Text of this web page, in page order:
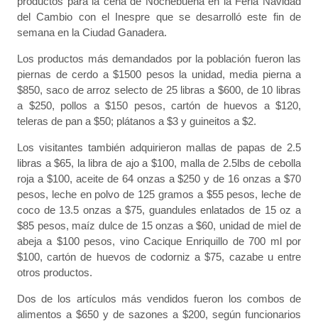
del Cambio con el Inespre que se desarrolló este fin de
semana en la Ciudad Ganadera.
Los productos más demandados por la población fueron las
piernas de cerdo a $1500 pesos la unidad, media pierna a
$850, saco de arroz selecto de 25 libras a $600, de 10 libras
a $250, pollos a $150 pesos, cartón de huevos a $120,
teleras de pan a $50; plátanos a $3 y guineitos a $2.
Los visitantes también adquirieron mallas de papas de 2.5
libras a $65, la libra de ajo a $100, malla de 2.5lbs de cebolla
roja a $100, aceite de 64 onzas a $250 y de 16 onzas a $70
pesos, leche en polvo de 125 gramos a $55 pesos, leche de
coco de 13.5 onzas a $75, guandules enlatados de 15 oz a
$85 pesos, maíz dulce de 15 onzas a $60, unidad de miel de
abeja a $100 pesos, vino Cacique Enriquillo de 700 ml por
$100, cartón de huevos de codorniz a $75, cazabe u entre
otros productos.
Dos de los artículos más vendidos fueron los combos de
alimentos a $650 y de sazones a $200, según funcionarios